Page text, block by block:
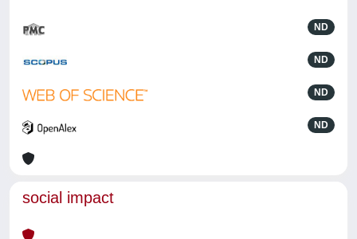
ND
ND
ND
ND
social impact